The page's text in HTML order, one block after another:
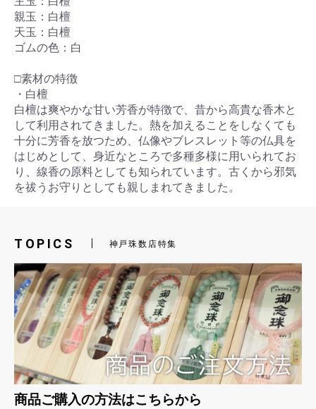
お買い物を続ける カートへ進む
親玉：白檀
天玉：白檀
ゴムの色：白
□素材の特徴
・白檀
白檀は爽やかな甘い芳香が特徴で、昔から高貴な香木と
して利用されてきました。熱を加えることをしなくても
十分に芳香を放つため、仏像やブレスレット等の仏具を
はじめとして、身近なところで多種多様に用いられてお
り、線香の原料としても知られています。古くから邪気
を祓うお守りとしても親しまれてきました。
TOPICS 神戸珠数店特集
商品ご購入の方法はこちらから